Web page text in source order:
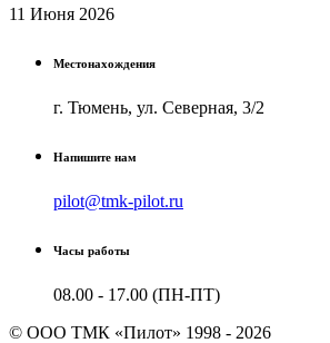
11 Июня 2026
Местонахождения
г. Тюмень, ул. Северная, 3/2
Напишите нам
pilot@tmk-pilot.ru
Часы работы
08.00 - 17.00 (ПН-ПТ)
© ООО ТМК «Пилот» 1998 - 2026